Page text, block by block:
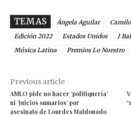
TEMAS Ángela Aguilar Camilo
Edición 2022
Estados Unidos J
Música Latina
Premios Lo Nuestro
Previous article
AMLO pide no hacer ‘politiquería’
ni ‘juicios sumarios’ por
asesinato de Lourdes Maldonado